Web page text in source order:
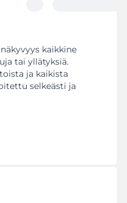
kaikkine
tai yllätyksiä.
ja kaikista
selkeästi ja